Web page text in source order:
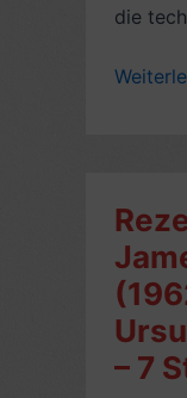
die
James-
des
Todes
(1985,
mit
Roger
Moore)
– 7